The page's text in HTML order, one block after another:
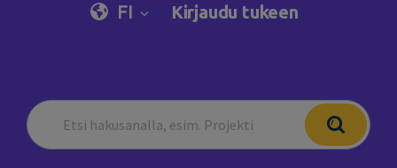
FI Kirjaudu tukeen